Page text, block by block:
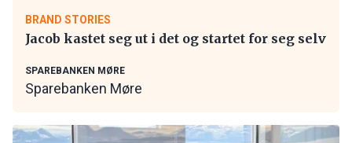
BRAND STORIES
Jacob kastet seg ut i det og startet for seg selv
SPAREBANKEN MØRE
Sparebanken Møre